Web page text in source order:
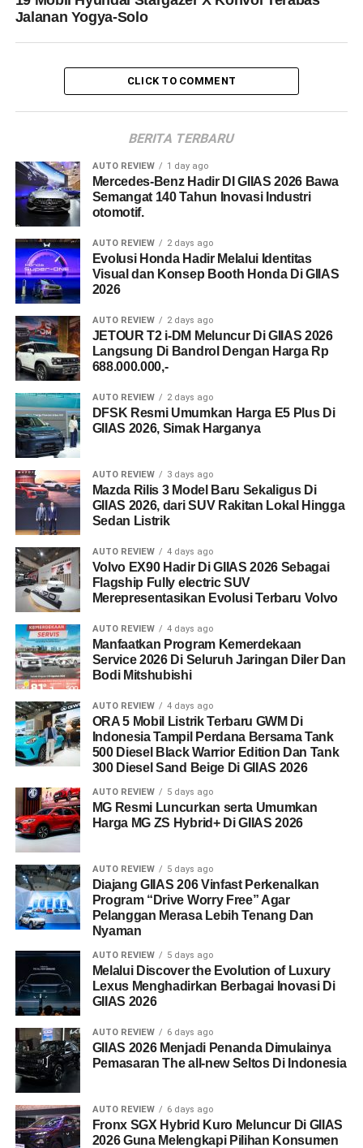
Jalanan Yogya-Solo
CLICK TO COMMENT
BERITA TERBARU
AUTO REVIEW 1 day ago
Mercedes-Benz Hadir DI GIIAS 2026 Bawa
Semangat 140 Tahun Inovasi Industri
otomotif.
AUTO REVIEW 2 days ago
Evolusi Honda Hadir Melalui Identitas
Visual dan Konsep Booth Honda Di GIIAS
2026
AUTO REVIEW 2 days ago
JETOUR T2 i-DM Meluncur Di GIIAS 2026
Langsung Di Bandrol Dengan Harga Rp
688.000.000,-
AUTO REVIEW 2 days ago
DFSK Resmi Umumkan Harga E5 Plus Di
GIIAS 2026, Simak Harganya
AUTO REVIEW 3 days ago
Mazda Rilis 3 Model Baru Sekaligus Di
GIIAS 2026, dari SUV Rakitan Lokal Hingga
Sedan Listrik
AUTO REVIEW 4 days ago
Volvo EX90 Hadir Di GIIAS 2026 Sebagai
Flagship Fully electric SUV
Merepresentasikan Evolusi Terbaru Volvo
AUTO REVIEW 4 days ago
Manfaatkan Program Kemerdekaan
Service 2026 Di Seluruh Jaringan Diler Dan
Bodi Mitshubishi
AUTO REVIEW 4 days ago
ORA 5 Mobil Listrik Terbaru GWM Di
Indonesia Tampil Perdana Bersama Tank
500 Diesel Black Warrior Edition Dan Tank
300 Diesel Sand Beige Di GIIAS 2026
AUTO REVIEW 5 days ago
MG Resmi Luncurkan serta Umumkan
Harga MG ZS Hybrid+ Di GIIAS 2026
AUTO REVIEW 5 days ago
Diajang GIIAS 206 Vinfast Perkenalkan
Program “Drive Worry Free” Agar
Pelanggan Merasa Lebih Tenang Dan
Nyaman
AUTO REVIEW 5 days ago
Melalui Discover the Evolution of Luxury
Lexus Menghadirkan Berbagai Inovasi Di
GIIAS 2026
AUTO REVIEW 6 days ago
GIIAS 2026 Menjadi Penanda Dimulainya
Pemasaran The all-new Seltos Di Indonesia
AUTO REVIEW 6 days ago
Fronx SGX Hybrid Kuro Meluncur Di GIIAS
2026 Guna Melengkapi Pilihan Konsumen